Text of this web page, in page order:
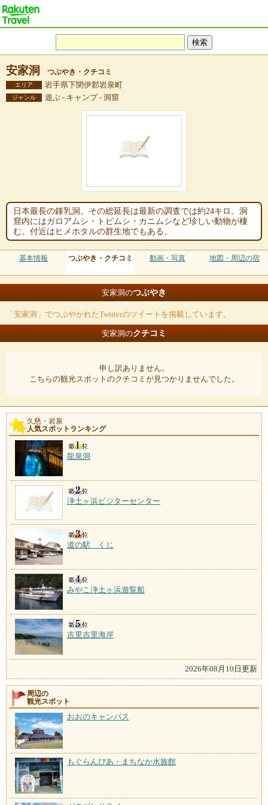
安家洞 つぶやき・クチコミ
エリア 岩手県下閉伊郡岩泉町
ジャンル 遊ぶ - キャンプ - 洞窟
日本最長の鍾乳洞。その総延長は最新の調査では約24キロ。洞
窟内にはガロアムシ・トビムシ・カニムシなど珍しい動物が棲
む。付近はヒメホタルの群生地でもある。
基本情報 つぶやき・クチコミ 動画・写真 地図・周辺の宿
安家洞のつぶやき
「安家洞」でつぶやかれたTwitterのツイートを掲載しています。
安家洞のクチコミ
申し訳ありません。
こちらの観光スポットのクチコミが見つかりませんでした。
久慈・岩泉
人気スポットランキング
龍泉洞
浄土ヶ浜ビジターセンター
道の駅 くじ
みやこ浄土ヶ浜遊覧船
吉里吉里海岸
2026年08月10日更新
周辺の
観光スポット
おおのキャンパス
もぐらんぴあ・まちなか水族館